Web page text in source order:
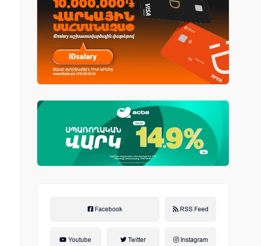
Facebook RSS Feed
Youtube Twitter Instagram